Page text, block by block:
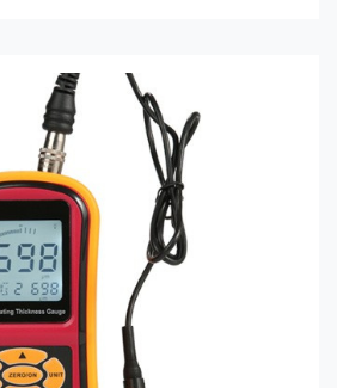
как дома. Элитный дом
— это современное
высокий уровень
подход.
является дом